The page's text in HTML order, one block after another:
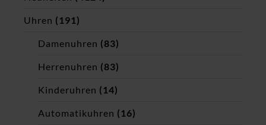
Uhren (191)
Damenuhren (83)
Herrenuhren (83)
Kinderuhren (14)
Automatikuhren (16)